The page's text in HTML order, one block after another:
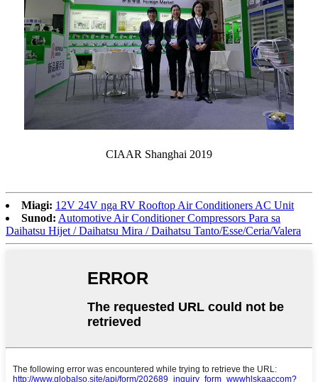
CIAAR Shanghai 2019
Miagi: 12V 24V nga RV Rooftop Air Conditioners AC Unit
Sunod: Automotive Air Conditioner Compressors Para sa
Daihatsu Hijet / Daihatsu Mira / Daihatsu Tanto/Esse/Ceria/Valera